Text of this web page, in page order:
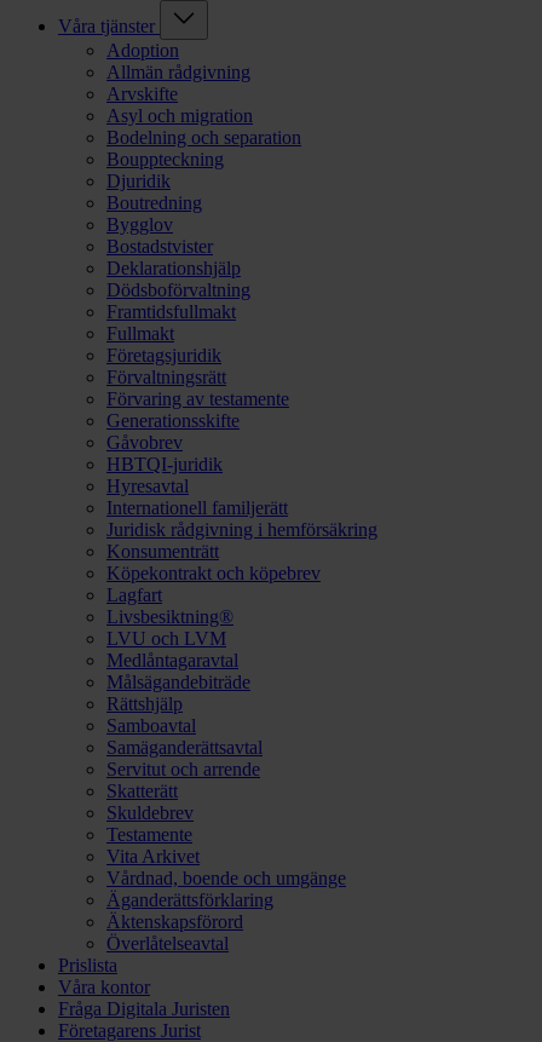
Våra tjänster
Adoption
Allmän rådgivning
Arvskifte
Asyl och migration
Bodelning och separation
Bouppteckning
Djuridik
Boutredning
Bygglov
Bostadstvister
Deklarationshjälp
Dödsboförvaltning
Framtidsfullmakt
Fullmakt
Företagsjuridik
Förvaltningsrätt
Förvaring av testamente
Generationsskifte
Gåvobrev
HBTQI-juridik
Hyresavtal
Internationell familjerätt
Juridisk rådgivning i hemförsäkring
Konsumenträtt
Köpekontrakt och köpebrev
Lagfart
Livsbesiktning®
LVU och LVM
Medlåntagaravtal
Målsägandebiträde
Rättshjälp
Samboavtal
Samäganderättsavtal
Servitut och arrende
Skatterätt
Skuldebrev
Testamente
Vita Arkivet
Vårdnad, boende och umgänge
Äganderättsförklaring
Äktenskapsförord
Överlåtelseavtal
Prislista
Våra kontor
Fråga Digitala Juristen
Företagarens Jurist